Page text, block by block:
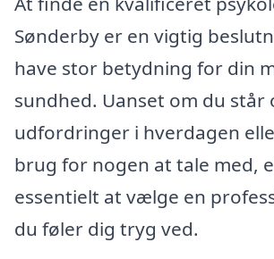
Sønderby er en vigtig
have stor betydning for din
sundhed. Uanset om du står
udfordringer i hverdagen
brug for nogen at tale med,
essentielt at vælge en
du føler dig tryg ved.